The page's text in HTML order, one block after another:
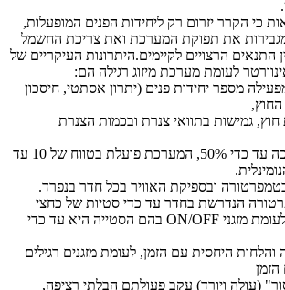
כי הקרר יזרום רק ליחידות הפנים המופעלות,
מגבירות את תפוקת המערכת ואת צריכת החשמל
הרצויים לקיימים.היתרונות העיקריים של
לעומת מערכת מיזוג רגילה הם:
מספר יחידות פנים (יתרון אסתטי, חיסכון
חוץ, גמישות בתוואי צנרת ובכמות הצנרת
2) צריכת חשמל הנמוכה עד כדי 50%, המערכת פועלת בטווח של 10 עד
הנדרשת בחדר עד כדי סטיות של כחצי
מעלה מהערך הרצוי, לעומת מזגני ON/OFF בהם הסטייה היא עד כדי
והלחות היחסית עם הזמן, לעומת מזגנים רגילים
(עולה ויורד) עקב פעולתם הבלתי רציפה,